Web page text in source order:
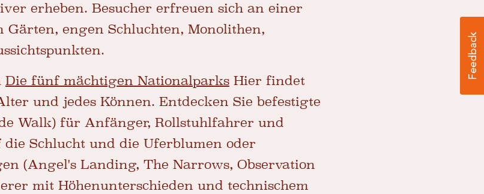
erheben. Besucher erfreuen sich an einer
Gärten, engen Schluchten, Monolithen,
Die fünf mächtigen NationalparksHier findet
und jedes Können. Entdecken Sie befestigte
Walk) für Anfänger, Rollstuhlfahrer und
Schlucht und die Uferblumen oder
(Angel's Landing, The Narrows, Observation
mit Höhenunterschieden und technischem